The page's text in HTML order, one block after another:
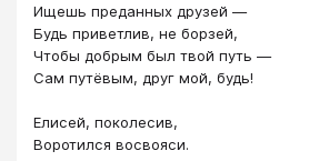
Ищешь преданных друзей —
Будь приветлив, не борзей,
Чтобы добрым был твой путь —
Сам путёвым, друг мой, будь!
Елисей, поколесив,
Воротился восвояси.